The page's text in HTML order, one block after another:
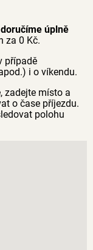
doručíme úplně
za 0 Kč.
případě
i o víkendu.
zadejte místo a
o čase příjezdu.
polohu